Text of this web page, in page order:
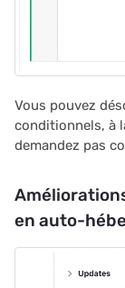
Vous pouvez
conditionnels, à
demandez pas
en auto-